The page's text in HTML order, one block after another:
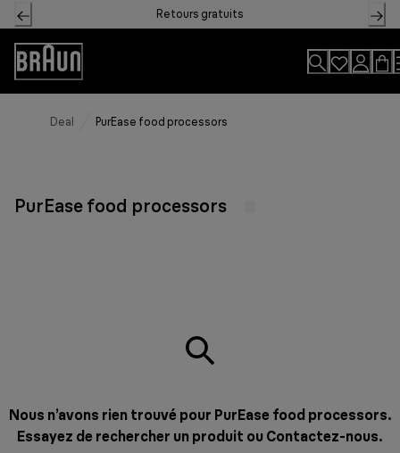
Skip
to
Content
Retours gratuits
Déclaration
d'accessibilité
Deal PurEase food processors
PurEase food processors
Nous n’avons rien trouvé pour PurEase food processors.
Essayez de rechercher un produit ou Contactez-nous.